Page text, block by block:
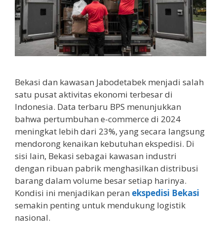
Bekasi dan kawasan Jabodetabek menjadi salah
satu pusat aktivitas ekonomi terbesar di
Indonesia. Data terbaru BPS menunjukkan
bahwa pertumbuhan e-commerce di 2024
meningkat lebih dari 23%, yang secara langsung
mendorong kenaikan kebutuhan ekspedisi. Di
sisi lain, Bekasi sebagai kawasan industri
dengan ribuan pabrik menghasilkan distribusi
barang dalam volume besar setiap harinya.
Kondisi ini menjadikan peran ekspedisi Bekasi
semakin penting untuk mendukung logistik
nasional.